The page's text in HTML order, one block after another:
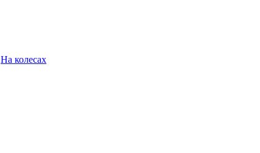
На колесах